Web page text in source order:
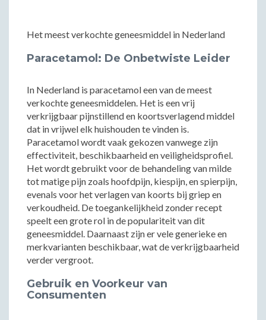
Het meest verkochte geneesmiddel in Nederland
Paracetamol: De Onbetwiste Leider
In Nederland is paracetamol een van de meest
verkochte geneesmiddelen. Het is een vrij
verkrijgbaar pijnstillend en koortsverlagend middel
dat in vrijwel elk huishouden te vinden is.
Paracetamol wordt vaak gekozen vanwege zijn
effectiviteit, beschikbaarheid en veiligheidsprofiel.
Het wordt gebruikt voor de behandeling van milde
tot matige pijn zoals hoofdpijn, kiespijn, en spierpijn,
evenals voor het verlagen van koorts bij griep en
verkoudheid. De toegankelijkheid zonder recept
speelt een grote rol in de populariteit van dit
geneesmiddel. Daarnaast zijn er vele generieke en
merkvarianten beschikbaar, wat de verkrijgbaarheid
verder vergroot.
Gebruik en Voorkeur van
Consumenten